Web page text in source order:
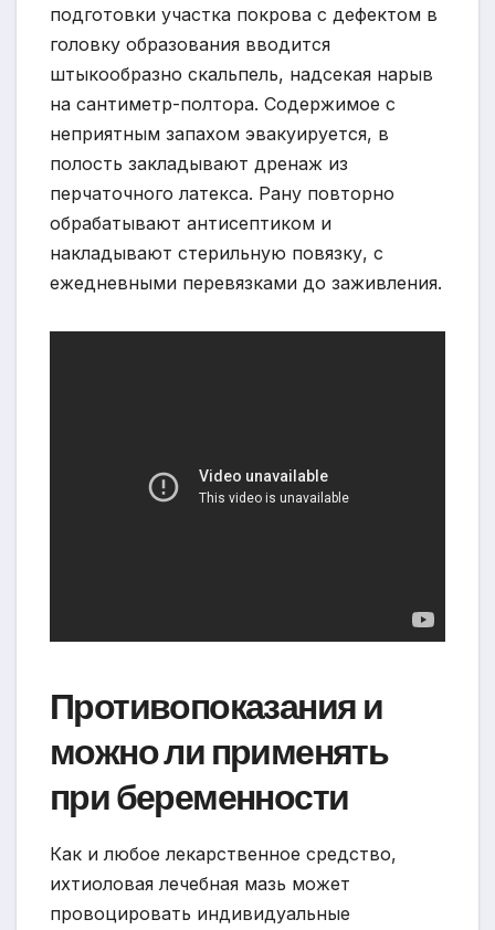
подготовки участка покрова с дефектом в
головку образования вводится
штыкообразно скальпель, надсекая нарыв
на сантиметр-полтора. Содержимое с
неприятным запахом эвакуируется, в
полость закладывают дренаж из
перчаточного латекса. Рану повторно
обрабатывают антисептиком и
накладывают стерильную повязку, с
ежедневными перевязками до заживления.
Противопоказания и
можно ли применять
при беременности
Как и любое лекарственное средство,
ихтиоловая лечебная мазь может
провоцировать индивидуальные